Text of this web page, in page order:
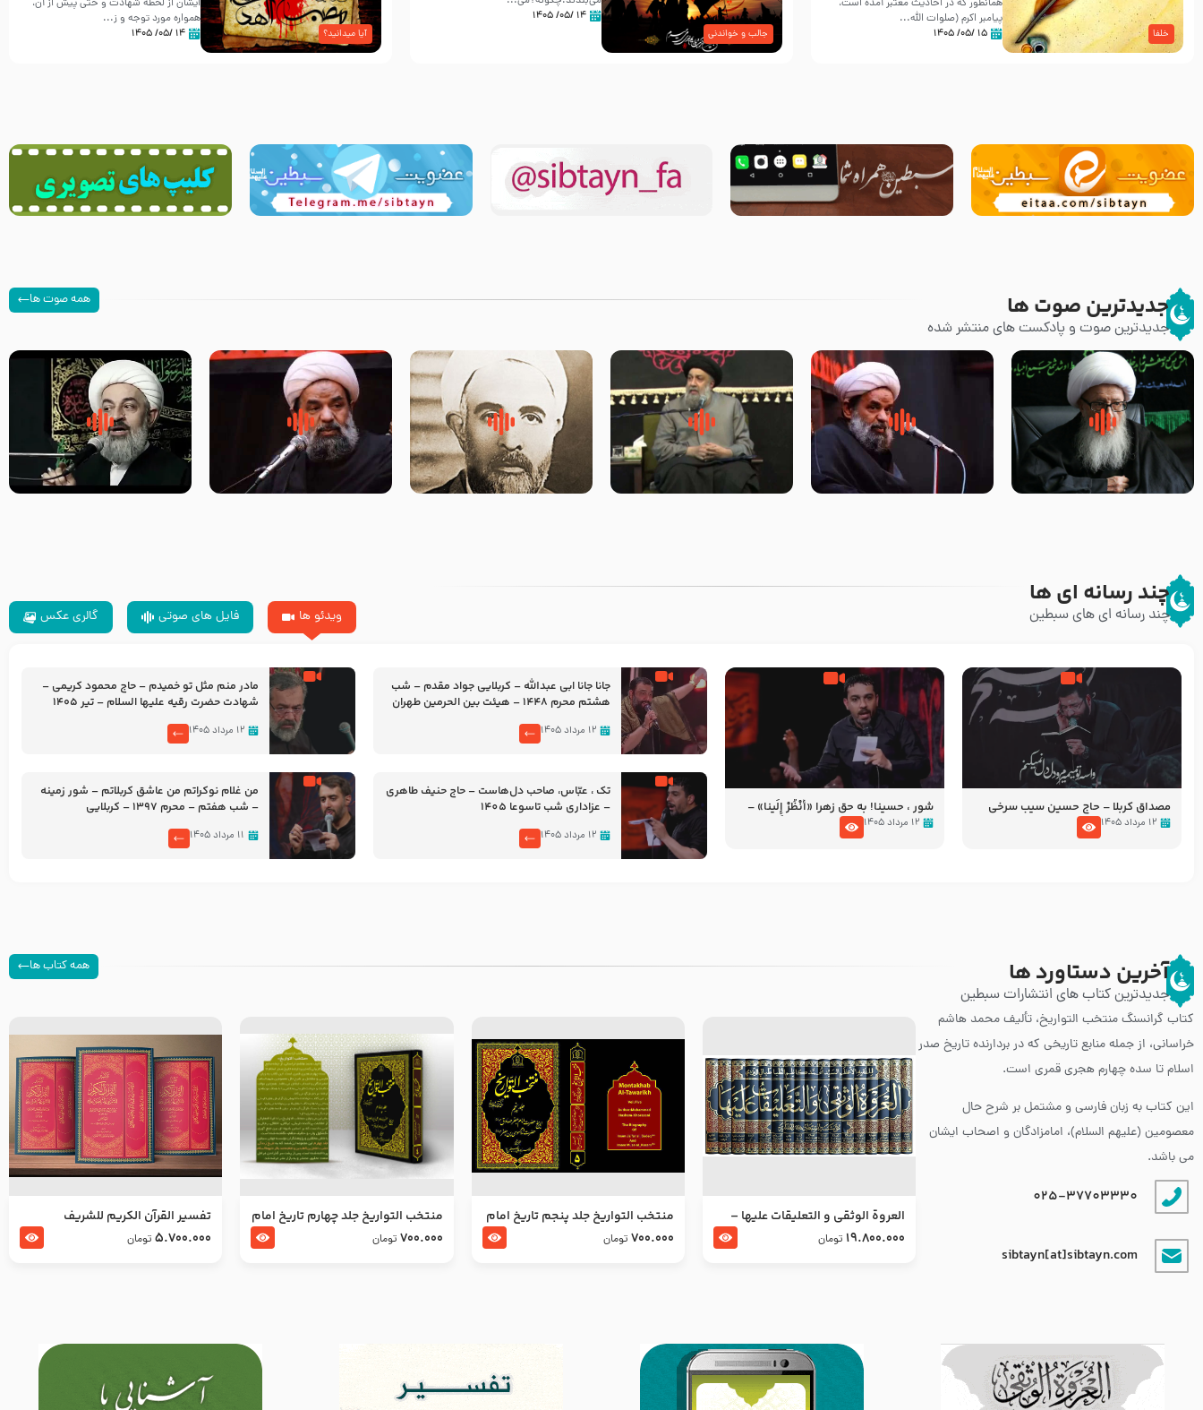
خلفا
همانطور که در احادیث معتبر آمده است،
پیامبر اکرم (صلوات اللّه...
۱۵ /۰۵/ ۱۴۰۵ جالب و خواندنی
۱۴ /۰۵/ ۱۴۰۵
آیا میدانید؟
ایشان از لحظه شهادت و حتی پیش از آن،
همواره مورد توجه و ز...
۱۴ /۰۵/ ۱۴۰۵
جدیدترین صوت ها
جدیدترین صوت و پادکست های منتشر شده
همه صوت ها
زوّار اربعین امام حسین (علیه
السلام) با این اشتیاق به زیارت
روضه جانسوز پاره های جگر امام
حسن مجتبی علیه السلام-حجت
لقب حضرت رقیه سلام الله علیها
به چه معناست – حجت الاسلام
روضه‌ی مجلس یزید ملعون و
اسارت اهل‌بیت علیهم‌السلام –
سلام جوانی که امام حسین علیه
السلام خودش جوابش را دادند
زیارتی که اسباب رزق زیاد و عمر
طولانی است حجت السلام حسین
چند رسانه ای ها
چند رسانه ای های سبطین ویدئو ها فایل های صوتی گالری عکس
مصداق کربلا – حاج حسین سیب سرخی
۱۲ مرداد ۱۴۰۵
شور ، حسینا! به‌ حق زهرا «أُنْظُرْ إِلَینا» –
عزاداری شب هفتم ماه محرّم 1405
۱۲ مرداد ۱۴۰۵
جانا جانا ابی عبدالله – کربلایی جواد مقدم – شب
هشتم محرم 1448 – هیئت بین الحرمین طهران
۱۲ مرداد ۱۴۰۵
مادر منم مثل تو خمیدم – حاج محمود کریمی –
شهادت حضرت رقیه علیها السلام – تیر ۱۴۰۵
۱۲ مرداد ۱۴۰۵
تک ، عبّاس، صاحب دل‌هاست – حاج حنیف طاهری
– عزاداری شب تاسوعا 1405
۱۲ مرداد ۱۴۰۵
من غلام نوکراتم من عاشق کربلاتم – شور زمینه
– شب هفتم – محرم 1397 – کربلایی
۱۱ مرداد ۱۴۰۵
آخرین دستاورد ها
جدیدترین کتاب های انتشارات سبطین
همه کتاب ها
کتاب گرانسنگ منتخب التواريخ، تألیف محمد هاشم
خراسانی، از جمله منابع تاریخی که در بردارنده تاریخ صدر
اسلام تا سده چهارم هجری قمری است.
این کتاب به زبان فارسی و مشتمل بر شرح حال
معصومین (علیهم السلام)، امامزادگان و اصحاب ایشان
می باشد.
025-37703330
sibtayn[at]sibtayn.com
العروة الوثقى و التعليقات عليها –
طرح جدید
19.800.000 تومان
منتخب التواریخ جلد پنجم تاریخ امام
جعفر صادق و امام موسی بن جعفر
700.000 تومان
منتخب التواریخ جلد چهارم تاریخ امام
زین العابدین و امام محمد باقر
700.000 تومان
تفسير القرآن الكريم للشريف
المرتضي قدس سرّه
5.700.000 تومان